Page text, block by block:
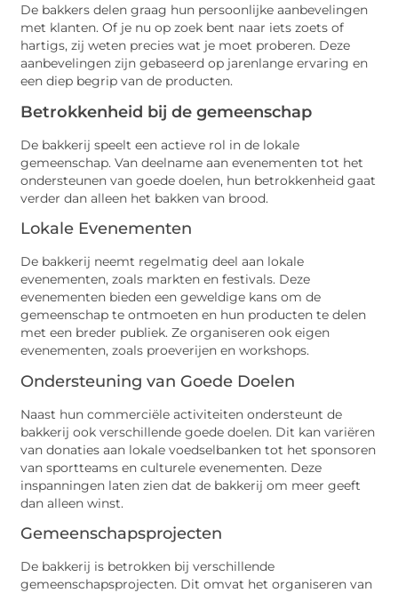
De bakkers delen graag hun persoonlijke aanbevelingen
met klanten. Of je nu op zoek bent naar iets zoets of
hartigs, zij weten precies wat je moet proberen. Deze
aanbevelingen zijn gebaseerd op jarenlange ervaring en
een diep begrip van de producten.
Betrokkenheid bij de gemeenschap
De bakkerij speelt een actieve rol in de lokale
gemeenschap. Van deelname aan evenementen tot het
ondersteunen van goede doelen, hun betrokkenheid gaat
verder dan alleen het bakken van brood.
Lokale Evenementen
De bakkerij neemt regelmatig deel aan lokale
evenementen, zoals markten en festivals. Deze
evenementen bieden een geweldige kans om de
gemeenschap te ontmoeten en hun producten te delen
met een breder publiek. Ze organiseren ook eigen
evenementen, zoals proeverijen en workshops.
Ondersteuning van Goede Doelen
Naast hun commerciële activiteiten ondersteunt de
bakkerij ook verschillende goede doelen. Dit kan variëren
van donaties aan lokale voedselbanken tot het sponsoren
van sportteams en culturele evenementen. Deze
inspanningen laten zien dat de bakkerij om meer geeft
dan alleen winst.
Gemeenschapsprojecten
De bakkerij is betrokken bij verschillende
gemeenschapsprojecten. Dit omvat het organiseren van